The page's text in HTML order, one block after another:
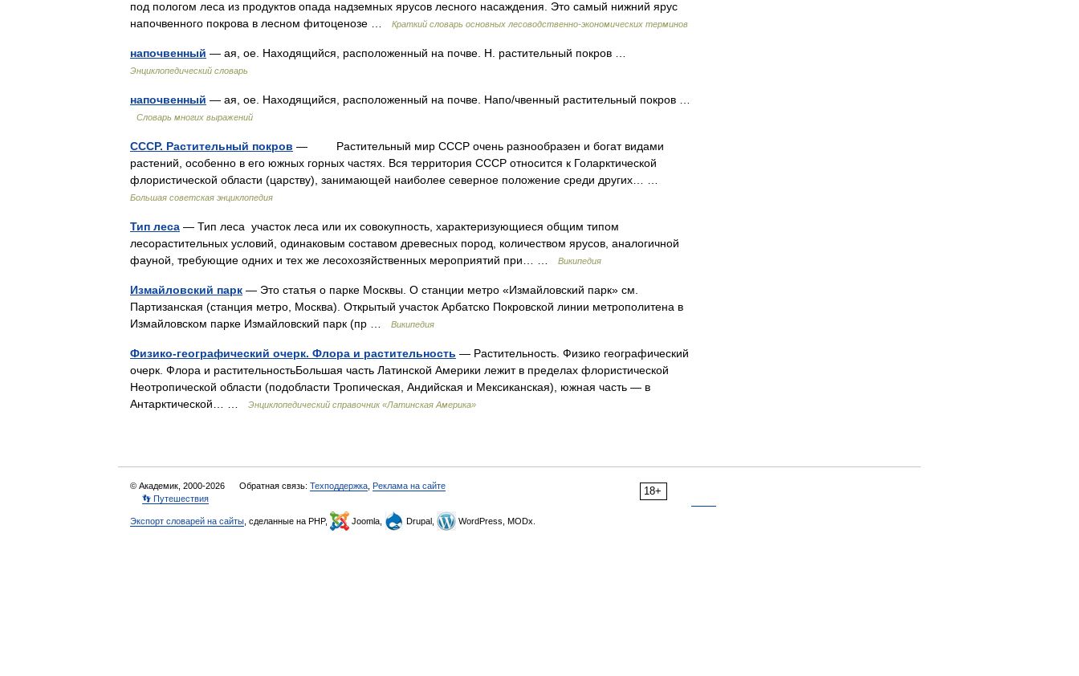
под пологом леса из продуктов опада надземных ярусов лесного насаждения. Это самый нижний ярус
напочвенного покрова в лесном фитоценозе …
Краткий словарь основных лесоводственно-экономических терминов
напочвенный — ая, ое. Находящийся, расположенный на почве. Н. растительный покров …
Энциклопедический словарь
напочвенный — ая, ое. Находящийся, расположенный на почве. Напо/чвенный растительный покров …
Словарь многих выражений
СССР. Растительный покров — Растительный мир СССР очень разнообразен и богат видами
растений, особенно в его южных горных частях. Вся территория СССР относится к Голарктической
флористической области (царству), занимающей наиболее северное положение среди других… …
Большая советская энциклопедия
Тип леса — Тип леса участок леса или их совокупность, характеризующиеся общим типом
лесорастительных условий, одинаковым составом древесных пород, количеством ярусов, аналогичной
фауной, требующие одних и тех же лесохозяйственных мероприятий при… …
Википедия
Измайловский парк — Это статья о парке Москвы. О станции метро «Измайловский парк» см.
Партизанская (станция метро, Москва). Открытый участок Арбатско Покровской линии метрополитена в
Измайловском парке Измайловский парк (пр …
Википедия
Физико-географический очерк. Флора и растительность — Растительность. Физико географический
очерк. Флора и растительностьБольшая часть Латинской Америки лежит в пределах флористической
Неотропической области (подобласти Тропическая, Андийская и Мексиканская), южная часть — в
Антарктической… …
Энциклопедический справочник «Латинская Америка»
18+
© Академик, 2000-2026 Обратная связь: Техподдержка Реклама на сайте
👣 Путешествия
Экспорт словарей на сайты , сделанные на PHP, Joomla, Drupal, WordPress, MODx.